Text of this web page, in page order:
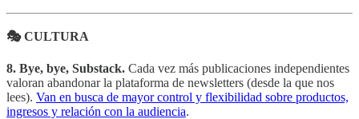
🎭 CULTURA
8. Bye, bye, Substack. Cada vez más publicaciones independientes
valoran abandonar la plataforma de newsletters (desde la que nos
lees). Van en busca de mayor control y flexibilidad sobre productos,
ingresos y relación con la audiencia.